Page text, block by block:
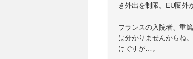
き外出を制限。EU圏外
フランスの入院者、重
は分かりませんからね
けですが…。